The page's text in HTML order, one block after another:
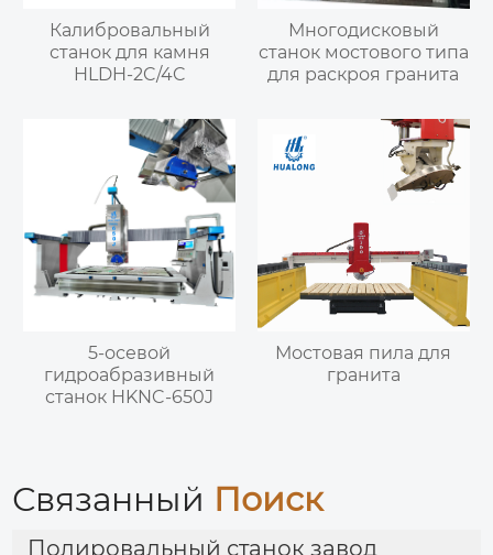
Калибровальный
станок для камня
HLDH-2C/4C
Многодисковый
станок мостового типа
для раскроя гранита
5-осевой
гидроабразивный
станок HKNC-650J
Мостовая пила для
гранита
Связанный Поиск
Полировальный станок завод